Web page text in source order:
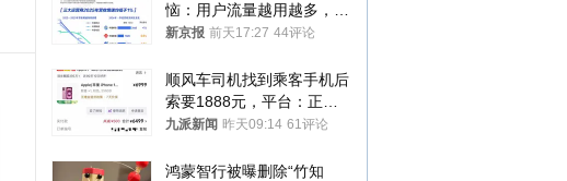
恼：用户流量越用越多，收
入却越来越少
新京报 前天17:27 44评论
顺风车司机找到乘客手机后
索要1888元，平台：正和
司机沟通协商
九派新闻 昨天09:14 61评论
鸿蒙智行被曝删除“竹知